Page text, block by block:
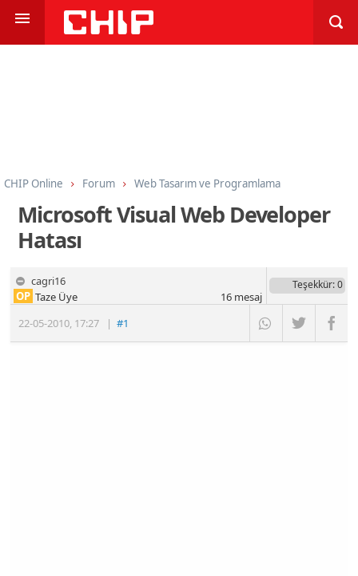
CHIP Online Forum
Web Tasarım ve Programlama
Web Tasarım Genel
Microsoft Visual Web Developer
Hatası
cagri16
22-05-2010, 17:27 |#1
OP Taze Üye
Teşekkür: 0
16mesaj